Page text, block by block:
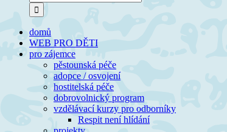
domů
WEB PRO DĚTI
pro zájemce
pěstounská péče
adopce / osvojení
hostitelská péče
dobrovolnický program
vzdělávací kurzy pro odborníky
Respit není hlídání